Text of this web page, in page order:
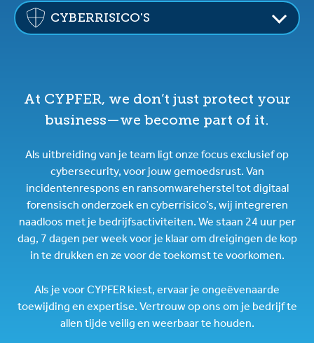
CYBERRISICO'S
At CYPFER, we don’t just protect your
business—we become part of it.
Als uitbreiding van je team ligt onze focus exclusief op
cybersecurity, voor jouw gemoedsrust. Van
incidentenrespons en ransomwareherstel tot digitaal
forensisch onderzoek en cyberrisico’s, wij integreren
naadloos met je bedrijfsactiviteiten. We staan 24 uur per
dag, 7 dagen per week voor je klaar om dreigingen de kop
in te drukken en ze voor de toekomst te voorkomen.
Als je voor CYPFER kiest, ervaar je ongeëvenaarde
toewijding en expertise. Vertrouw op ons om je bedrijf te
allen tijde veilig en weerbaar te houden.